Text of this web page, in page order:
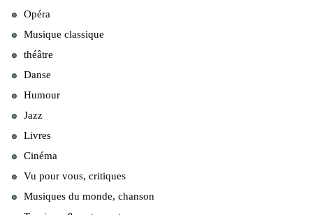
Opéra
Musique classique
théâtre
Danse
Humour
Jazz
Livres
Cinéma
Vu pour vous, critiques
Musiques du monde, chanson